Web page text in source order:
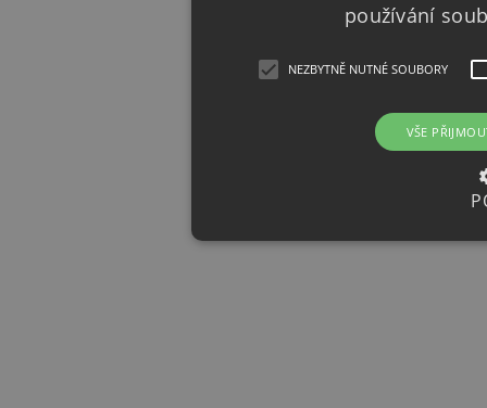
používání
NEZBYTNĚ NUTNÉ SOUBORY
VŠE